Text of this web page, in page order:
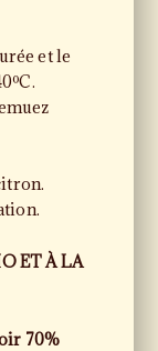
et le
ET À LA
70%